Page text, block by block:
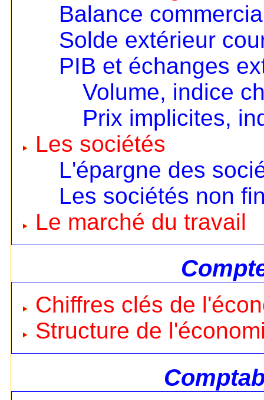
Balance
Solde extérieur
PIB et échanges
Volume, indice
Prix implicites,
Les sociétés
L'épargne des
Les sociétés non
Le marché du travail
Chiffres clés de
Structure de